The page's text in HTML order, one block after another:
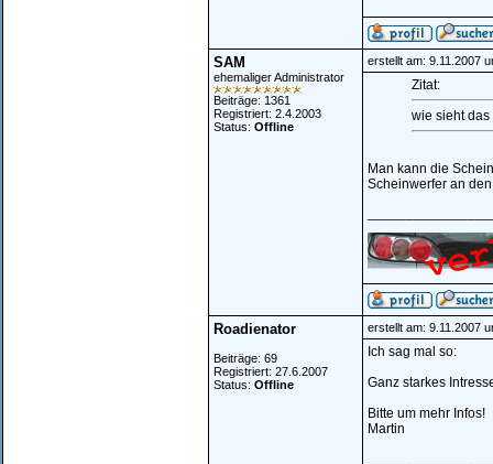
SAM
ehemaliger Administrator
Beiträge: 1361
Registriert: 2.4.2003
Status: Offline
erstellt am: 9.11.2007
Zitat:
wie sieht das
Man kann die
Scheinwerfer an
Roadienator
Beiträge: 69
Registriert: 27.6.2007
Status: Offline
erstellt am: 9.11.2007
Ich sag mal so:
Ganz starkes
Bitte um mehr Infos!
Martin